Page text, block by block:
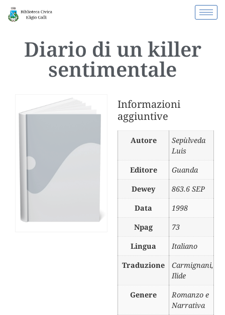
Diario di un killer
sentimentale
Informazioni
aggiuntive
Autore
Sepùlveda
Luis
Editore
Guanda
Dewey
863.6 SEP
Data
1998
Npag
73
Lingua
Italiano
Traduzione
Carmignani,
Ilide
Genere
Romanzo e
Narrativa